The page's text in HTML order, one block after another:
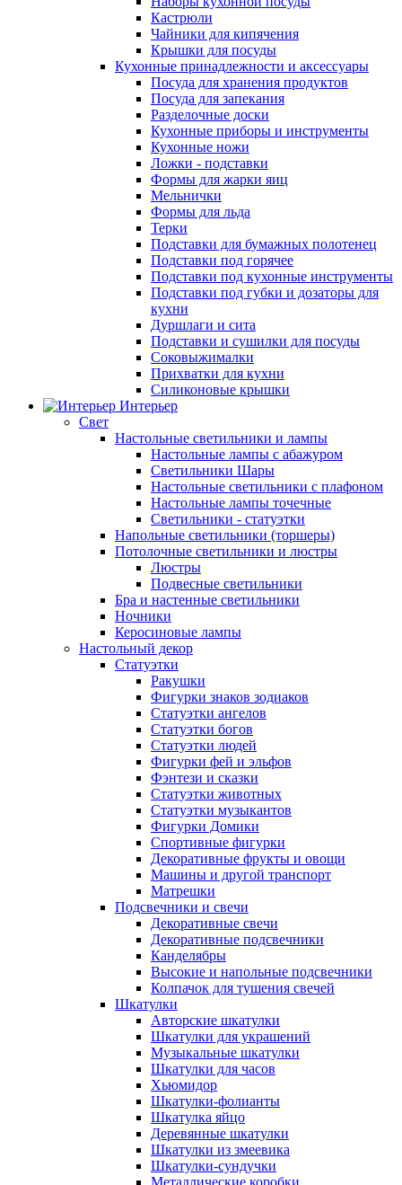
Кастрюли
Чайники для кипячения
Крышки для посуды
Кухонные принадлежности и аксессуары
Посуда для хранения продуктов
Посуда для запекания
Разделочные доски
Кухонные приборы и инструменты
Кухонные ножи
Ложки - подставки
Формы для жарки яиц
Мельнички
Формы для льда
Терки
Подставки для бумажных полотенец
Подставки под горячее
Подставки под кухонные инструменты
Подставки под губки и дозаторы для
кухни
Дуршлаги и сита
Подставки и сушилки для посуды
Соковыжималки
Прихватки для кухни
Силиконовые крышки
Интерьер
Свет
Настольные светильники и лампы
Настольные лампы с абажуром
Светильники Шары
Настольные светильники с плафоном
Настольные лампы точечные
Светильники - статуэтки
Напольные светильники (торшеры)
Потолочные светильники и люстры
Люстры
Подвесные светильники
Бра и настенные светильники
Ночники
Керосиновые лампы
Настольный декор
Статуэтки
Ракушки
Фигурки знаков зодиаков
Статуэтки ангелов
Статуэтки богов
Статуэтки людей
Фигурки фей и эльфов
Фэнтези и сказки
Статуэтки животных
Статуэтки музыкантов
Фигурки Домики
Спортивные фигурки
Декоративные фрукты и овощи
Машины и другой транспорт
Матрешки
Подсвечники и свечи
Декоративные свечи
Декоративные подсвечники
Канделябры
Высокие и напольные подсвечники
Колпачок для тушения свечей
Шкатулки
Авторские шкатулки
Шкатулки для украшений
Музыкальные шкатулки
Шкатулки для часов
Хьюмидор
Шкатулки-фолианты
Шкатулка яйцо
Деревянные шкатулки
Шкатулки из змеевика
Шкатулки-сундучки
Металлические коробки